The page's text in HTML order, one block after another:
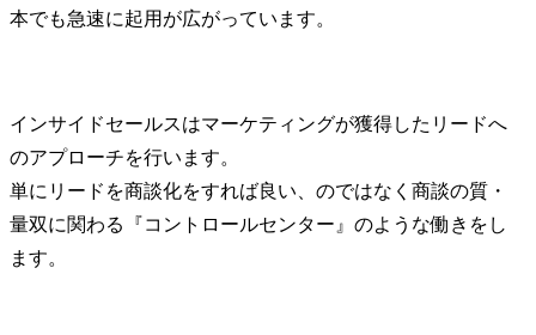
本でも急速に起用が広がっています。
インサイドセールスはマーケティングが獲得したリードへ
のアプローチを行います。
単にリードを商談化をすれば良い、のではなく商談の質・
量双に関わる『コントロールセンター』のような働きをし
ます。